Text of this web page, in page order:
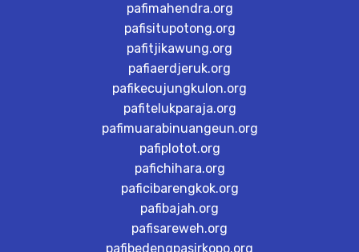
pafimahendra.org
pafisitupotong.org
pafitjikawung.org
pafiaerdjeruk.org
pafikecujungkulon.org
pafitelukparaja.org
pafimuarabinuangeun.org
pafiplotot.org
pafichihara.org
paficibarengkok.org
pafibajah.org
pafisareweh.org
pafibedengpasirkopo.org